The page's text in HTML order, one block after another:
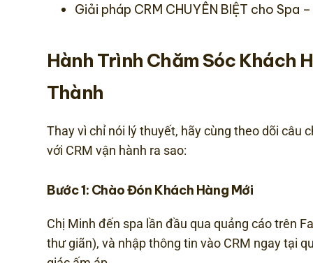
Giải pháp CRM CHUYÊN BIỆT cho Spa
Hành Trình Chăm Sóc Khách
Thành
Thay vì chỉ nói lý thuyết, hãy cùng theo dõi câu
với CRM vận hành ra sao:
Bước 1: Chào Đón Khách Hàng Mới
Chị Minh đến spa lần đầu qua quảng cáo trên
thư giãn), và nhập thông tin vào CRM ngay tại